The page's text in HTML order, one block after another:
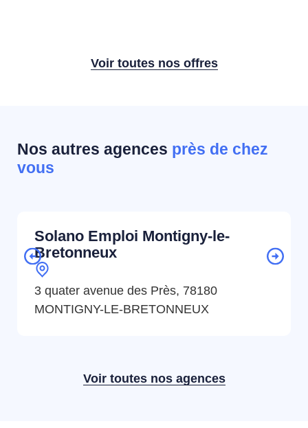
Voir toutes nos offres
Nos autres agences près de chez
vous
Solano Emploi Montigny-le-
Bretonneux
3 quater avenue des Près, 78180
MONTIGNY-LE-BRETONNEUX
Voir toutes nos agences